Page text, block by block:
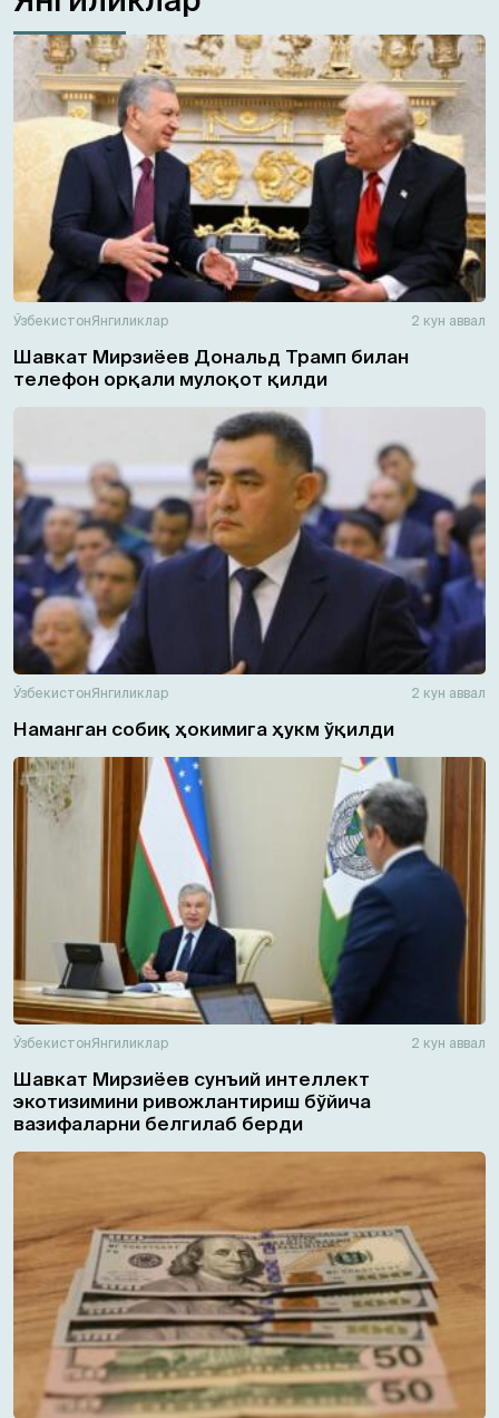
ЎзбекистонЯнгиликлар 2 кун аввал
Шавкат Мирзиёев Дональд Трамп билан
телефон орқали мулоқот қилди
ЎзбекистонЯнгиликлар 2 кун аввал
Наманган собиқ ҳокимига ҳукм ўқилди
ЎзбекистонЯнгиликлар 2 кун аввал
Шавкат Мирзиёев сунъий интеллект
экотизимини ривожлантириш бўйича
вазифаларни белгилаб берди